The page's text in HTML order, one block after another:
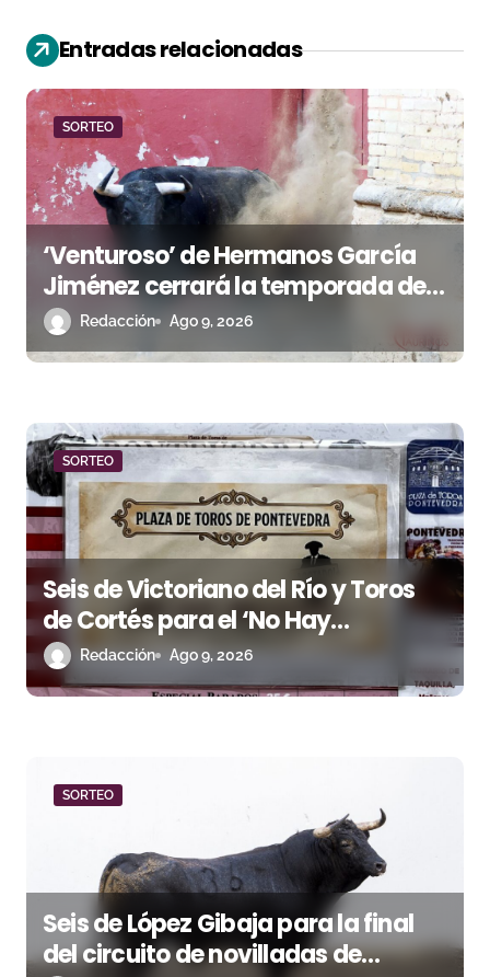
ó
n
d
e
e
n
r
d
a
s
Entradas relacionadas
SORTEO
‘Venturoso’ de Hermanos García
Jiménez cerrará la temporada de
El Puerto
Redacción Ago 9, 2026
SORTEO
Seis de Victoriano del Río y Toros
de Cortés para el ‘No Hay
Localidades’ de esta tarde en
Pontevedra
Redacción Ago 9, 2026
SORTEO
Seis de López Gibaja para la final
del circuito de novilladas de